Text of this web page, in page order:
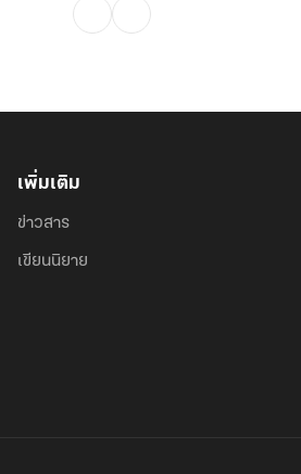
เพิ่มเติม
ข่าวสาร
เขียนนิยาย